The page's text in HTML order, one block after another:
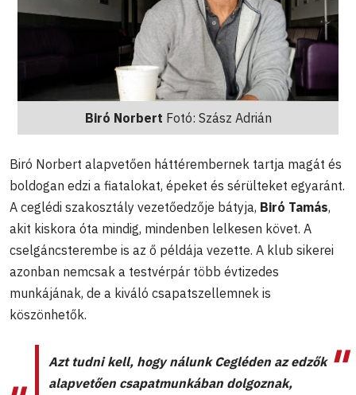
Biró Norbert Fotó: Szász Adrián
Biró Norbert alapvetően háttérembernek tartja magát és
boldogan edzi a fiatalokat, épeket és sérülteket egyaránt.
A ceglédi szakosztály vezetőedzője bátyja, Biró Tamás,
akit kiskora óta mindig, mindenben lelkesen követ. A
cselgáncsterembe is az ő példája vezette. A klub sikerei
azonban nemcsak a testvérpár több évtizedes
munkájának, de a kiváló csapatszellemnek is
köszönhetők.
Azt tudni kell, hogy nálunk Cegléden az edzők
alapvetően csapatmunkában dolgoznak,